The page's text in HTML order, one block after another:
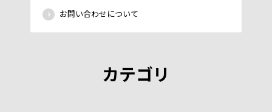
お問い合わせについて
カテゴリ